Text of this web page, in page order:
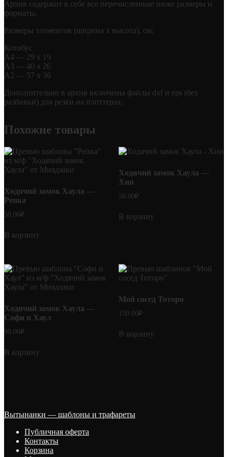
Архив содержит в себе все перечисленные ниже размеры и
форматы.
Размеры элементов (ширина х высота), см:
Котобус
А4 — 29 х 19
А3 — 40 х 26
А2 — 57 х 36
Дополнительно в архив включены файлы dxf и eps (без
разбивки) для резки на плоттерах.
Похожие товары
Ходячий замок Хаула —
Репка
50.00₽
В корзину
Ходячий замок Хаула —
Хин
50.00₽
В корзину
Ходячий замок Хаула —
Софи и Хаул
90.00₽
В корзину
Мой сосед Тоторо
150.00₽
В корзину
Вытынанки — шаблоны и трафареты
Публичная оферта
Контакты
Корзина